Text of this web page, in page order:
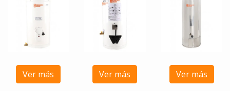
Ver más Ver más Ver más